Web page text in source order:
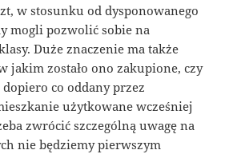
w stosunku od dysponowanego
mogli pozwolić sobie na
Duże znaczenie ma także
jakim zostało ono zakupione, czy
co oddany przez
użytkowane wcześniej
zwrócić szczególną uwagę na
nie będziemy pierwszym